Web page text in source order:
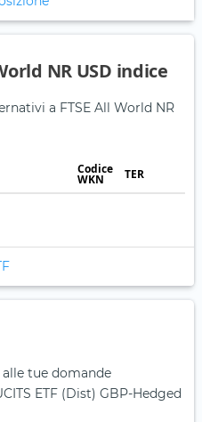
NR USD indice
a FTSE All World NR
Codice
WKN TER
tue domande
ETF (Dist) GBP-Hedged